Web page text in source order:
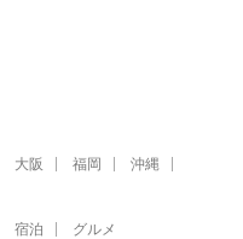
大阪 福岡 沖縄
宿泊 グルメ